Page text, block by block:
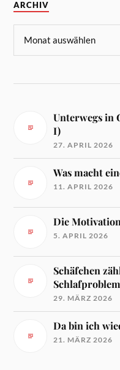
ARCHIV
Unterwegs in
I)
27. APRIL 2026
Was macht
11. APRIL 2026
Die
5. APRIL 2026
Schäfchen
29. MÄRZ 2026
Da bin ich
21. MÄRZ 2026